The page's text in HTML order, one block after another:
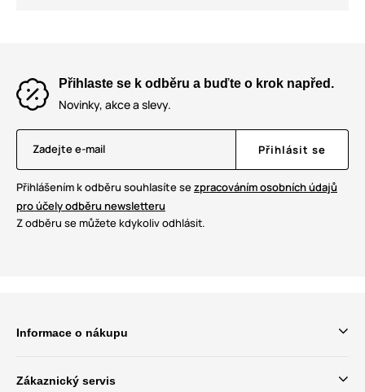
Přihlaste se k odběru a buďte o krok napřed.
Novinky, akce a slevy.
Zadejte e-mail Přihlásit se
Přihlášením k odběru souhlasíte sezpracováním osobních údajů
pro účely odběru newsletteru
Z odběru se můžete kdykoliv odhlásit.
Informace o nákupu
Zákaznický servis